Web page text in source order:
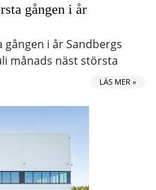
gången i år
i år Sandbergs
månads näst största
LÄS MER »